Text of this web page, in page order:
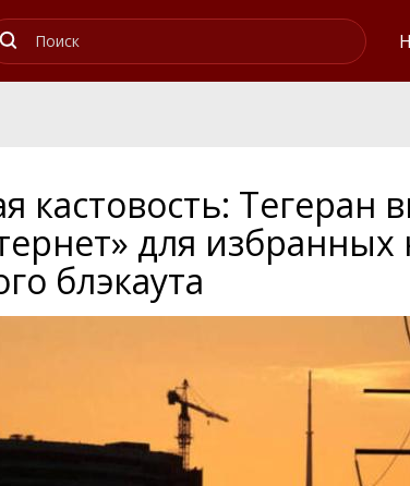
кастовость: Тегеран
для избранных
блэкаута